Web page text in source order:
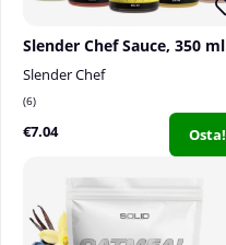
Slender Chef Sauce, 350 ml
Slender Chef
6
€7.04 Osta!